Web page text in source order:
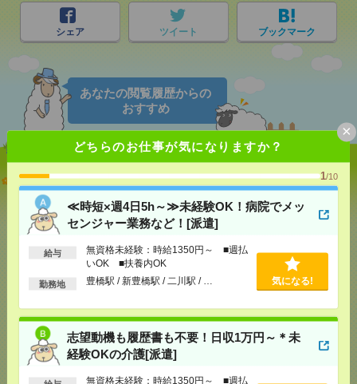
どちらのお仕事が気になりますか？
1/10
≪時短×週4日5h～≫未経験OK！病院でメッ
センジャー業務など！[派遣]
給与
無資格未経験：時給1350円～ ■週払
いOK ■扶養内OK
勤務地 豊橋駅 / 新豊橋駅 / 二川駅 / … 気になる!
志望動機も履歴書も不要！日収1万円～＊未
経験OKの介護[派遣]
無資格未経験：時給1350円～ ■週払
×
シェア ツイート ブックマーク
あなたの閲覧履歴からの
おすすめ
≪時短×週4日5h～≫未経験OK！病院でメッセンジャ
ー業務など！[派遣]
[給 与]
無資格未経験：時給1350円～ ■週払い
OK ■扶養内OK
[交通費]交通費全額支給（ガソリン代もOK！）
豊橋駅/ 新豊橋駅 / 二川駅
気になる！
志望動機も履歴書も不要！日収1万円～＊未経験OK
の介護[派遣]
[給 与]
無資格未経験：時給1350円～ ■週払い
OK ■扶養内OK ■日収1万800円以上